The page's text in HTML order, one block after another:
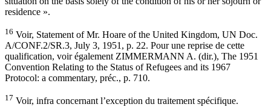
residence ».
16 Voir, Statement of Mr. Hoare of the United Kingdom, UN Doc.
A/CONF.2/SR.3, July 3, 1951, p. 22. Pour une reprise de cette
qualification, voir également ZIMMERMANN A. (dir.), The 1951
Convention Relating to the Status of Refugees and its 1967
Protocol: a commentary, préc., p. 710.
17 Voir, infra concernant l’exception du traitement spécifique.